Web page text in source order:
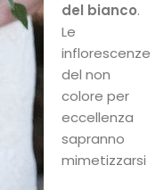
del bianco.
Le
inflorescenze
del non
colore per
eccellenza
sapranno
mimetizzarsi